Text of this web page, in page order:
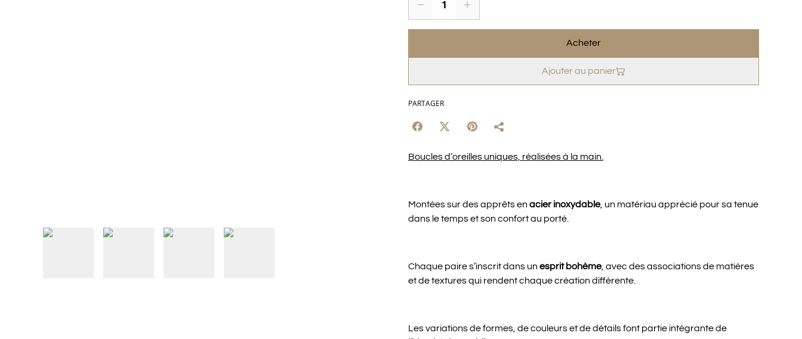
Acheter
Ajouter au panier
PARTAGER
Boucles d’oreilles uniques, réalisées à la main.
Montées sur des apprêts enacier inoxydable, un matériau apprécié pour sa tenue
dans le temps et son confort au porté.
Chaque paire s’inscrit dans unesprit bohème, avec des associations de matières
et de textures qui rendent chaque création différente.
Les variations de formes, de couleurs et de détails font partie intégrante de